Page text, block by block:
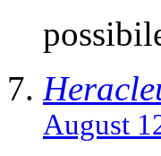
August